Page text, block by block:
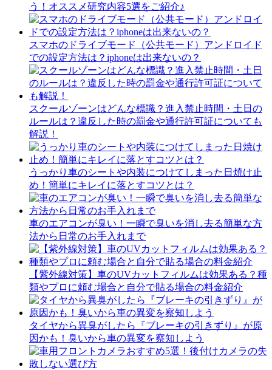
う！オススメ研究内容5選をご紹介♪
スマホのドライブモード（公共モード）アンドロイド
での設定方法は？iphoneは出来ないの？
スクールゾーンはどんな標識？進入禁止時間・土日の
ルールは？違反した時の罰金や通行許可証についても
解説！
うっかり車のシートや内装につけてしまった日焼け止
め！簡単にキレイに落とすコツとは？
車のエアコンが臭い！一瞬で臭いを消し去る簡単な方
法から日常のお手入れまで
【紫外線対策】車のUVカットフィルムは効果ある？種
類やプロに頼む場合と自分で貼る場合の料金紹介
タイヤから異臭がしたら『ブレーキの引きずり』が原
因かも！臭いから車の異変を察知しよう